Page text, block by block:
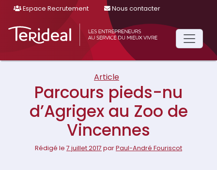
Espace Recrutement Nous contacter
Main
Navigation
Article
Parcours pieds-nu
d’Agrigex au Zoo de
Vincennes
Rédigé le 7 juillet 2017 parPaul-André Fouriscot